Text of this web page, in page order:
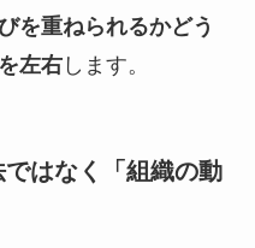
を重ねられるかどう
左右します。
はなく「組織の動